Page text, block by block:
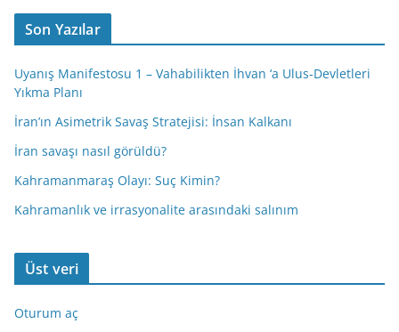
Son Yazılar
Uyanış Manifestosu 1 – Vahabilikten İhvan ‘a Ulus-Devletleri
Yıkma Planı
İran’ın Asimetrik Savaş Stratejisi: İnsan Kalkanı
İran savaşı nasıl görüldü?
Kahramanmaraş Olayı: Suç Kimin?
Kahramanlık ve irrasyonalite arasındaki salınım
Üst veri
Oturum aç